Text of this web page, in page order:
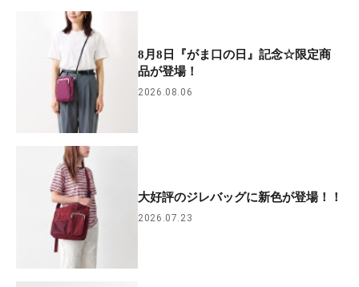
8月8日『がま口の日』記念☆限定商
品が登場！
2026.08.06
大好評のジレバッグに新色が登場！！
2026.07.23